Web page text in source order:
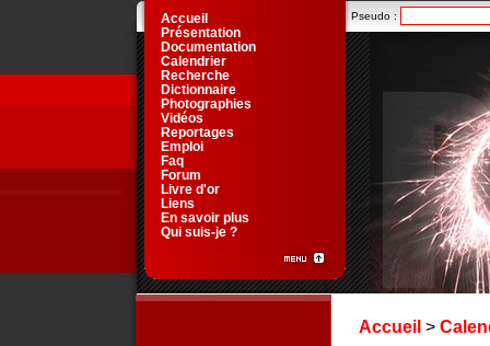
Accueil >
Pseudo :
Accueil
Présentation
Documentation
Calendrier
Recherche
Dictionnaire
Photographies
Vidéos
Reportages
Emploi
Faq
Forum
Livre d'or
Liens
En savoir plus
Qui suis-je ?